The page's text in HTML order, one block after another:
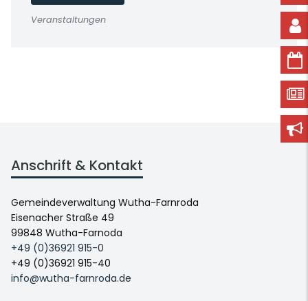
Veranstaltungen
Anschrift & Kontakt
Gemeindeverwaltung Wutha-Farnroda
Eisenacher Straße 49
99848 Wutha-Farnoda
+49 (0)36921 915-0
+49 (0)36921 915-40
info@wutha-farnroda.de